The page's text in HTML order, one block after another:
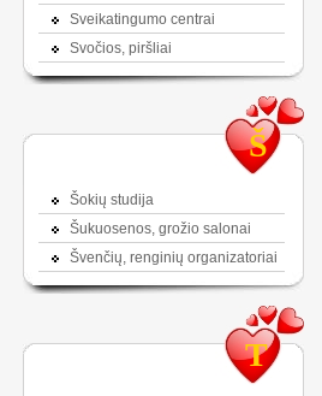
Sveikatingumo centrai
Svočios, piršliai
Š
Šokių studija
Šukuosenos, grožio salonai
Švenčių, renginių organizatoriai
T